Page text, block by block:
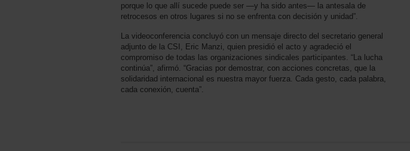
porque lo que allí sucede puede ser —y ha sido antes— la antesala de
retrocesos en otros lugares si no se enfrenta con decisión y unidad”.
La videoconferencia concluyó con un mensaje directo del secretario general
adjunto de la CSI, Eric Manzi, quien presidió el acto y agradeció el
compromiso de todas las organizaciones sindicales participantes. “La lucha
continúa”, afirmó. “Gracias por demostrar, con acciones concretas, que la
solidaridad internacional es nuestra mayor fuerza. Cada gesto, cada palabra,
cada conexión, cuenta”.